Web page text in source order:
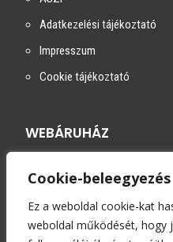
Cookie-beleegyezés
Ez a weboldal cookie-kat
weboldal működését, hogy
Adatkezelési tájékoztató
Impresszum
Cookie tájékoztató
WEBÁRUHÁZ
Szállítási módok
Fizetési módok
Kapcsolat